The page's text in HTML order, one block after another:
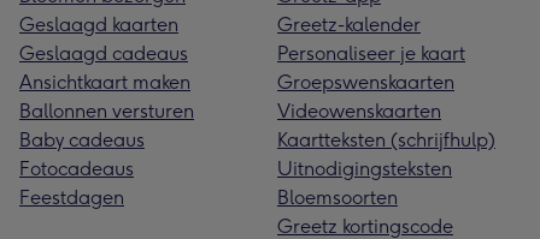
Geslaagd kaarten
Geslaagd cadeaus
Ansichtkaart maken
Ballonnen versturen
Baby cadeaus
Fotocadeaus
Feestdagen
Greetz-kalender
Personaliseer je kaart
Groepswenskaarten
Videowenskaarten
Kaartteksten (schrijfhulp)
Uitnodigingsteksten
Bloemsoorten
Greetz kortingscode